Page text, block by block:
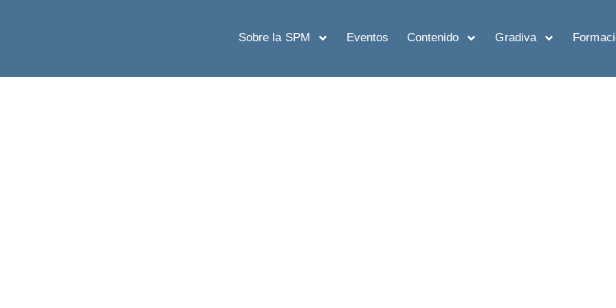
Sobre la SPM Eventos Contenido Gradiva